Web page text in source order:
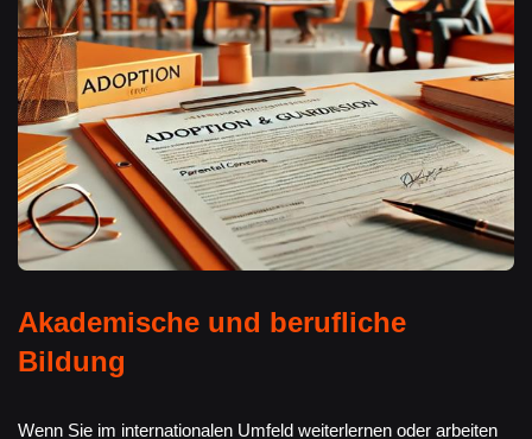
Akademische und berufliche
Bildung
Wenn Sie im internationalen Umfeld weiterlernen oder arbeiten